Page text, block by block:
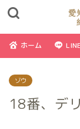
ホーム
ゾウ
18番、デ